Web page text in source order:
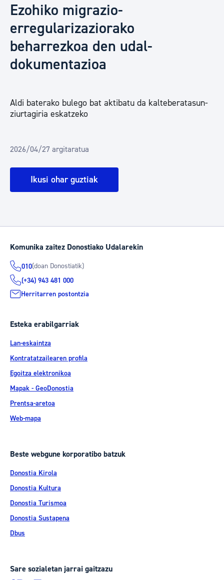
Ezohiko migrazio-
erregularizaziorako
beharrezkoa den udal-
dokumentazioa
Aldi baterako bulego bat aktibatu da kalteberatasun-
ziurtagiria eskatzeko
2026/04/27 argitaratua
Ikusi ohar guztiak
Komunika zaitez Donostiako Udalarekin
010(doan Donostiatik)
(+34) 943 481 000
Herritarren postontzia
Esteka erabilgarriak
Lan-eskaintza
Kontratatzailearen profila
Egoitza elektronikoa
Mapak - GeoDonostia
Prentsa-aretoa
Web-mapa
Beste webgune korporatibo batzuk
Donostia Kirola
Donostia Kultura
Donostia Turismoa
Donostia Sustapena
Dbus
Sare sozialetan jarrai gaitzazu